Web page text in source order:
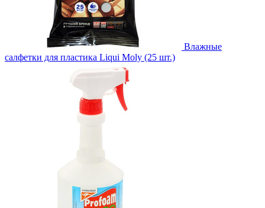
Влажные
салфетки для пластика Liqui Moly (25 шт.)